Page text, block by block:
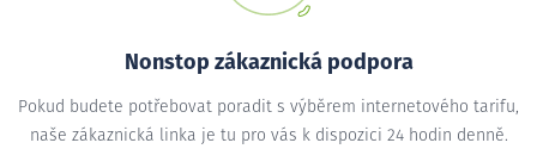
Nonstop zákaznická podpora
Pokud budete potřebovat poradit s výběrem internetového tarifu,
naše zákaznická linka je tu pro vás k dispozici 24 hodin denně.